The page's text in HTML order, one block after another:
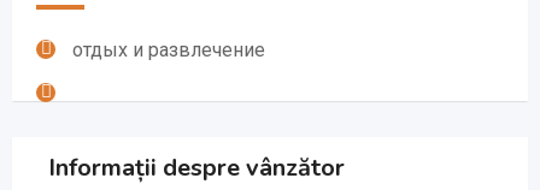
отдых и развлечение
Informații despre vânzător